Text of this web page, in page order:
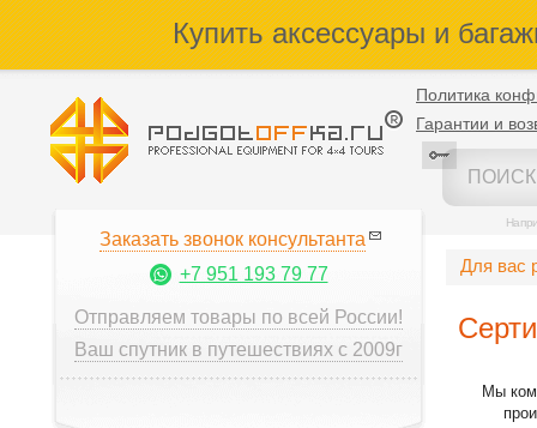
Купить аксессуары и
Политика
Гарантии и
Заказать звонок консультанта
+7 951 193 79 77
Отправляем товары по всей России!
Ваш спутник в путешествиях с 2009г
Для вас
Мы